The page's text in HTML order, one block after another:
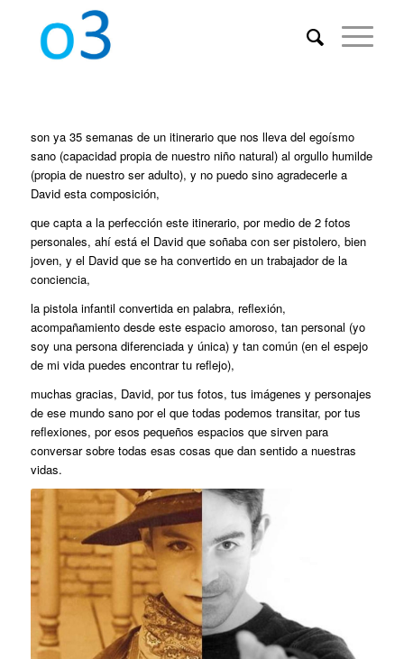
son ya 35 semanas de un itinerario que nos lleva del egoísmo
sano (capacidad propia de nuestro niño natural) al orgullo humilde
(propia de nuestro ser adulto), y no puedo sino agradecerle a
David esta composición,
que capta a la perfección este itinerario, por medio de 2 fotos
personales, ahí está el David que soñaba con ser pistolero, bien
joven, y el David que se ha convertido en un trabajador de la
conciencia,
la pistola infantil convertida en palabra, reflexión,
acompañamiento desde este espacio amoroso, tan personal (yo
soy una persona diferenciada y única) y tan común (en el espejo
de mi vida puedes encontrar tu reflejo),
muchas gracias, David, por tus fotos, tus imágenes y personajes
de ese mundo sano por el que todas podemos transitar, por tus
reflexiones, por esos pequeños espacios que sirven para
conversar sobre todas esas cosas que dan sentido a nuestras
vidas.